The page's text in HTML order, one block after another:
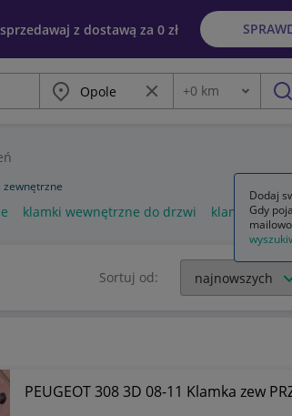
z dostawą za 0 zł
Miasto Wyczyść frazę
Odległość
+0 km
zewnętrzne
klamki wewnętrzne do drzwi klamka
Sortuj od:
PEUGEOT 308 3D 08-11 Klamka zew
Dodaj
Gdy